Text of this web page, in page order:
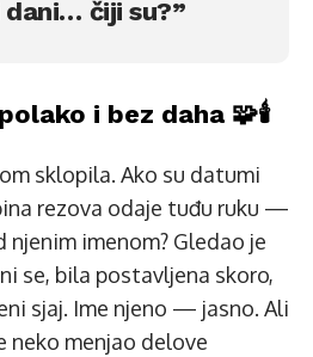
dani… čiji su?”
i bez daha 🧩🕯️
sklopila. Ako su datumi
rezova odaje tuđu ruku —
imenom? Gledao je
se, bila postavljena skoro,
sjaj. Ime njeno — jasno. Ali
neko menjao delove